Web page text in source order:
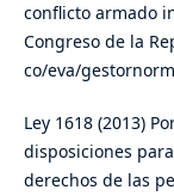
conflicto armado
Congreso de la
co/eva/
Ley 1618 (2013)
disposiciones
derechos de las